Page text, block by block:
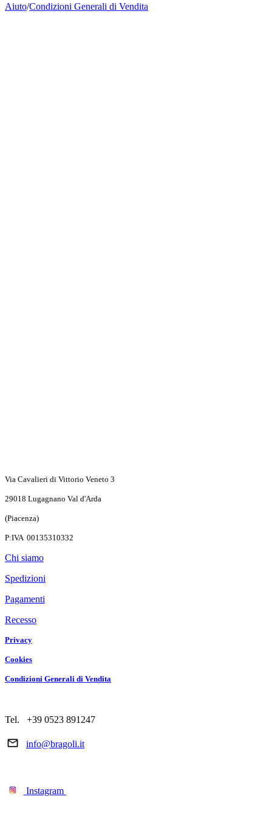
Aiuto/Condizioni Generali di Vendita
Via Cavalieri di Vittorio Veneto 3
29018 Lugagnano Val d'Arda
(Piacenza)
P:IVA 00135310332
Chi siamo
Spedizioni
Pagamenti
Recesso
Privacy
Cookies
Condizioni Generali di Vendita
Tel. +39 0523 891247
info@bragoli.it
Instagram